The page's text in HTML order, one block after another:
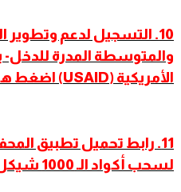
10. التسجيل لدعم وتطوير
والمتوسطة المدرة للدخل-
الأمريكية (USAID) اضغط هنا
لسحب أكواد الـ 1000 شيكل اضغط هنا